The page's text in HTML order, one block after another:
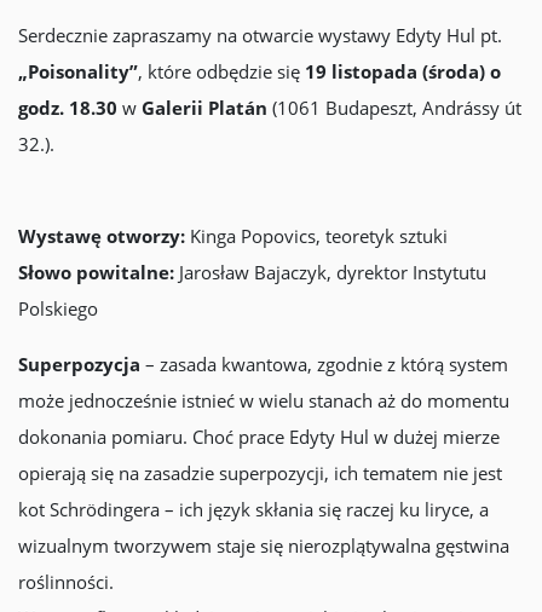
Serdecznie zapraszamy na otwarcie wystawy Edyty Hul pt.
„Poisonality”, które odbędzie się 19 listopada (środa) o
godz. 18.30 w Galerii Platán (1061 Budapeszt, Andrássy út
32.).
Wystawę otworzy: Kinga Popovics, teoretyk sztuki
Słowo powitalne: Jarosław Bajaczyk, dyrektor Instytutu
Polskiego
Superpozycja – zasada kwantowa, zgodnie z którą system
może jednocześnie istnieć w wielu stanach aż do momentu
dokonania pomiaru. Choć prace Edyty Hul w dużej mierze
opierają się na zasadzie superpozycji, ich tematem nie jest
kot Schrödingera – ich język skłania się raczej ku liryce, a
wizualnym tworzywem staje się nierozplątywalna gęstwina
roślinności.